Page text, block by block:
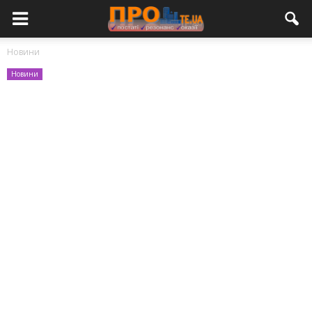
Новини
Новини